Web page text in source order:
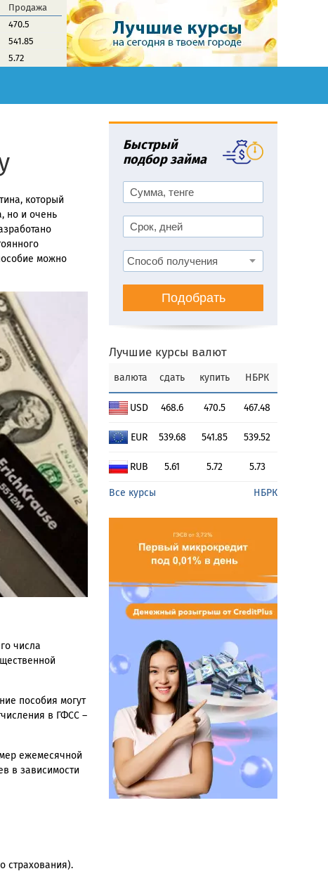
Продажа
470.5
541.85
5.72
который
но и очень
можно
числа
пособия могут
в ГФСС –
ежемесячной
в зависимости
страхования).
Быстрый
подбор займа
Подобрать
Лучшие курсы валют
валюта сдать купить НБРК
USD 468.6 470.5 467.48
EUR 539.68 541.85 539.52
RUB 5.61 5.72 5.73
Все курсы НБРК